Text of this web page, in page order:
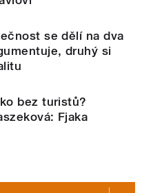
se dělí na dva
druhý si
bez turistů?
Fjaka